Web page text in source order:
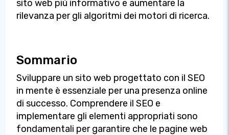
sito web più informativo e aumentare la
rilevanza per gli algoritmi dei motori di ricerca.
Sommario
Sviluppare un sito web progettato con il SEO
in mente è essenziale per una presenza online
di successo. Comprendere il SEO e
implementare gli elementi appropriati sono
fondamentali per garantire che le pagine web